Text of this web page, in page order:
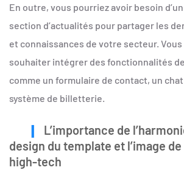
En outre, vous pourriez avoir besoin d’un
section d’actualités pour partager les
et connaissances de votre secteur.
souhaiter intégrer des fonctionnalités
comme un formulaire de contact, un
système de billetterie.
L’importance de
design du template et l’image
high-tech